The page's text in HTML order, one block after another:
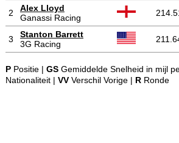
2
Alex Lloyd
Ganassi Racing
3
Stanton Barrett
3G Racing
PPositie | GSGemiddelde Snelheid in mijl
Nationaliteit | VVVerschil Vorige | RRonde